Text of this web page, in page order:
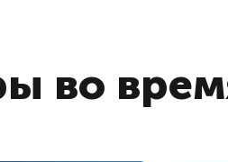
во